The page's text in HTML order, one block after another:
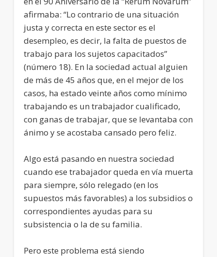
afirmaba: “Lo contrario de una situación
justa y correcta en este sector es el
desempleo, es decir, la falta de puestos de
trabajo para los sujetos capacitados”
(número 18). En la sociedad actual alguien
de más de 45 años que, en el mejor de los
casos, ha estado veinte años como mínimo
trabajando es un trabajador cualificado,
con ganas de trabajar, que se levantaba con
ánimo y se acostaba cansado pero feliz.
Algo está pasando en nuestra sociedad
cuando ese trabajador queda en vía muerta
para siempre, sólo relegado (en los
supuestos más favorables) a los subsidios o
correspondientes ayudas para su
subsistencia o la de su familia.
Pero este problema está siendo